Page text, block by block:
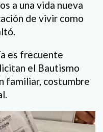
a una vida nueva
de vivir como
es frecuente
el Bautismo
familiar, costumbre